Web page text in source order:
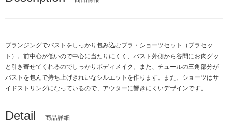
ブランジングでバストをしっかり包み込むブラ・ショーツセット（ブラセッ
ト）。前中心が低いので中心に当たりにくく、バスト外側から谷間にお肉グッ
と引き寄せてくれるのでしっかりボディメイク。また、チュールの三角部分が
バストを包んで持ち上げきれいなシルエットを作ります。また、ショーツはサ
イドストリングになっているので、アウターに響きにくいデザインです。
Detail - 商品詳細 -